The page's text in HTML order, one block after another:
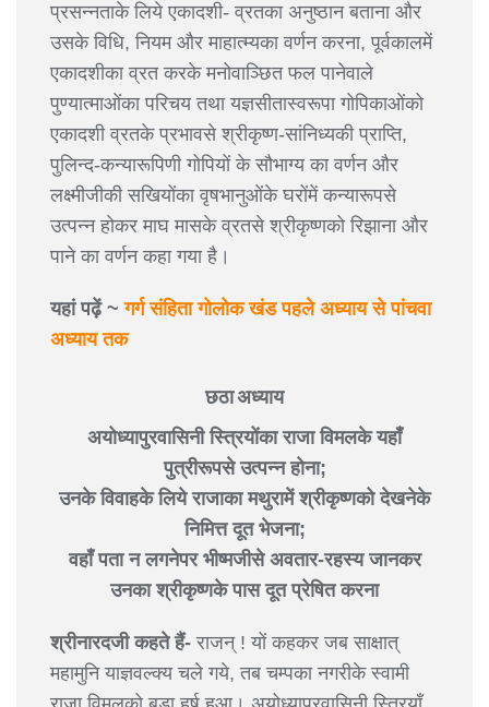
प्रसन्नताके लिये एकादशी- व्रतका अनुष्ठान बताना और
उसके विधि, नियम और माहात्म्यका वर्णन करना, पूर्वकालमें
एकादशीका व्रत करके मनोवाञ्छित फल पानेवाले
पुण्यात्माओंका परिचय तथा यज्ञसीतास्वरूपा गोपिकाओंको
एकादशी व्रतके प्रभावसे श्रीकृष्ण-सांनिध्यकी प्राप्ति,
पुलिन्द-कन्यारूपिणी गोपियों के सौभाग्य का वर्णन और
लक्ष्मीजीकी सखियोंका वृषभानुओंके घरोंमें कन्यारूपसे
उत्पन्न होकर माघ मासके व्रतसे श्रीकृष्णको रिझाना और
पाने का वर्णन कहा गया है।
यहां पढ़ें ~गर्ग संहिता गोलोक खंड पहले अध्याय से पांचवा
अध्याय तक
छठा अध्याय
अयोध्यापुरवासिनी स्त्रियोंका राजा विमलके यहाँ
पुत्रीरूपसे उत्पन्न होना;
उनके विवाहके लिये राजाका मथुरामें श्रीकृष्णको देखनेके
निमित्त दूत भेजना;
वहाँ पता न लगनेपर भीष्मजीसे अवतार-रहस्य जानकर
उनका श्रीकृष्णके पास दूत प्रेषित करना
श्रीनारदजी कहते हैं- राजन् ! यों कहकर जब साक्षात्
महामुनि याज्ञवल्क्य चले गये, तब चम्पका नगरीके स्वामी